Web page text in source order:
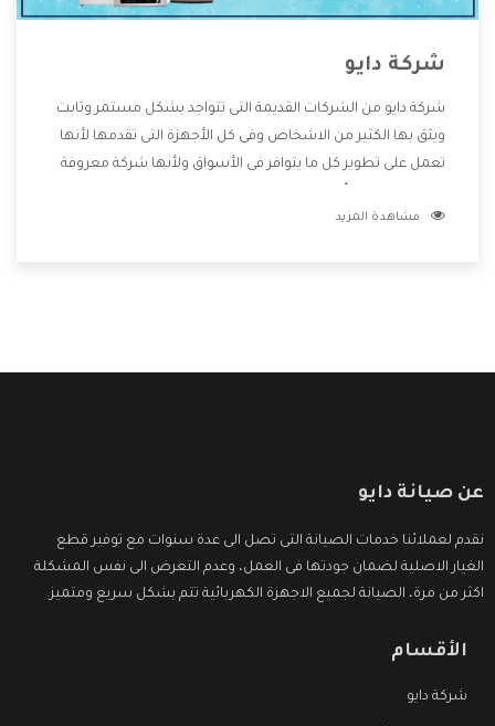
شركة دايو
شركة دايو من الشركات القديمة التى تتواجد بشكل مستمر وثابت
ويثق بها الكثير من الاشخاص وفى كل الأجهزة التى تقدمها لأنها
تعمل على تطوير كل ما يتوافر فى الأسواق ولأنها شركة معروفة
للعملاء أقوى العروض والخصومات التى تسهل على المستهلك
مشاهدة المزيد
عن صيانة دايو
نقدم لعملائنا خدمات الصيانة التى تصل الى عدة سنوات مع توفير قطع
الغيار الاصلية لضمان جودتها فى العمل، وعدم التعرض الى نفس المشكلة
اكثر من مرة، الصيانة لجميع الاجهزة الكهربائية تتم بشكل سريع ومتميز.
الأقسام
شركة دايو